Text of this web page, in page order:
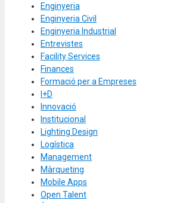
Enginyeria
Enginyeria Civil
Enginyeria Industrial
Entrevistes
Facility Services
Finances
Formació per a Empreses
I+D
Innovació
Institucional
Lighting Design
Logística
Management
Màrqueting
Mobile Apps
Open Talent